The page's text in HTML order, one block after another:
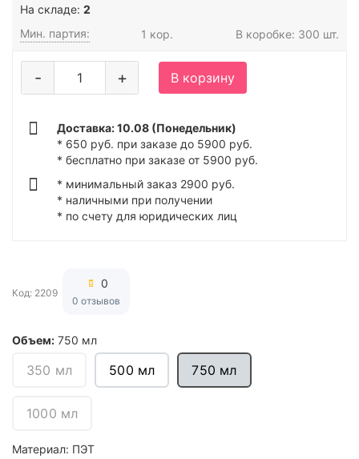
Объем: 750 мл
350 мл 500 мл 750 мл
1000 мл
Материал: ПЭТ
На складе: 2
Мин. партия:
1 кор. В коробке: 300 шт.
+
- В корзину
Доставка: 10.08 (Понедельник)
* 650 руб. при заказе до 5900 руб.
* бесплатно при заказе от 5900 руб.
* минимальный заказ 2900 руб.
* наличными при получении
* по счету для юридических лиц
Код: 2209
0
0 отзывов